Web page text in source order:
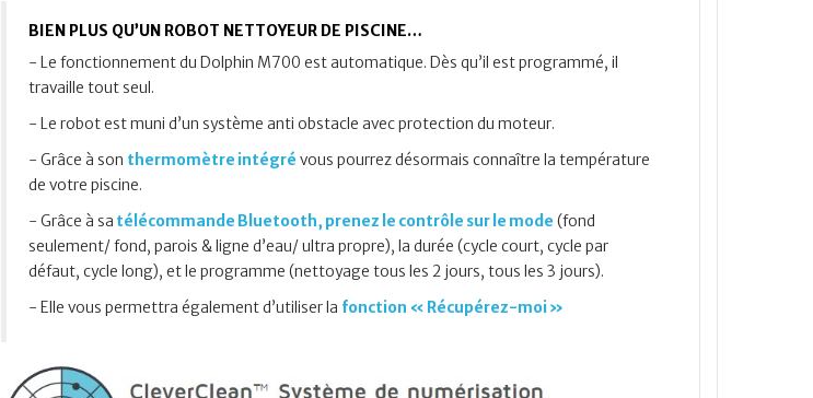
BIEN PLUS QU’UN ROBOT NETTOYEUR DE PISCINE…
- Le fonctionnement du Dolphin M700 est automatique. Dès qu’il est programmé, il
travaille tout seul.
- Le robot est muni d’un système anti obstacle avec protection du moteur.
- Grâce à son thermomètre intégré vous pourrez désormais connaître la température
de votre piscine.
- Grâce à sa télécommande Bluetooth, prenez le contrôle sur le mode (fond
seulement/ fond, parois & ligne d’eau/ ultra propre), la durée (cycle court, cycle par
défaut, cycle long), et le programme (nettoyage tous les 2 jours, tous les 3 jours).
- Elle vous permettra également d’utiliser la fonction « Récupérez-moi »